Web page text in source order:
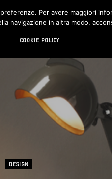
HI-TECH CHI SIAMO
DESIGN
Per avere maggiori
navigazione in altra modo,
COOKIE POLICY